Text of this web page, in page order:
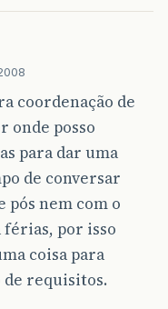
coordenação de
onde posso
para dar uma
de conversar
pós nem com o
por isso
coisa para
requisitos.